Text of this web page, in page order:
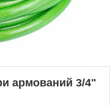
армований 3/4"